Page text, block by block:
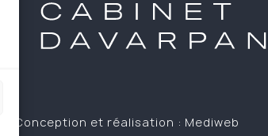
Conception et réalisation : Mediweb